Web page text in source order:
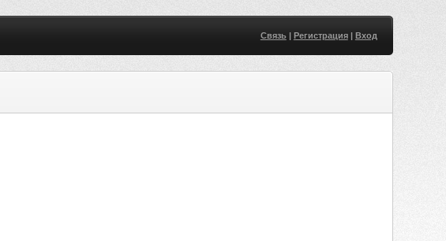
Связь| Регистрация| Вход